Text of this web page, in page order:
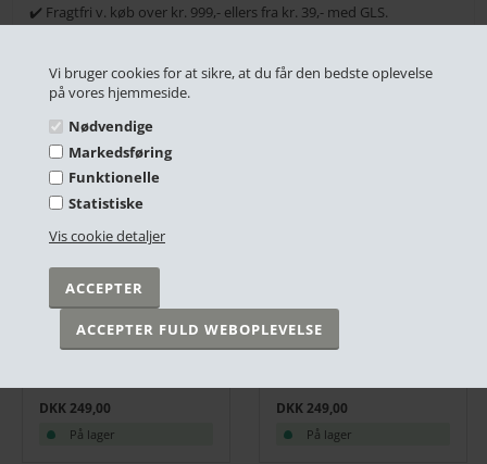
Vi bruger cookies for at sikre, at du får den bedste oplevelse
på vores hjemmeside.
Nødvendige
Markedsføring
Funktionelle
Statistiske
Vis cookie detaljer
✔️ Fragtfri v. køb over kr. 999,- ellers fra kr. 39,- med GLS.
RELATEREDE PRODUKTER
DKK 249,00
På lager
DKK 249,00
På lager